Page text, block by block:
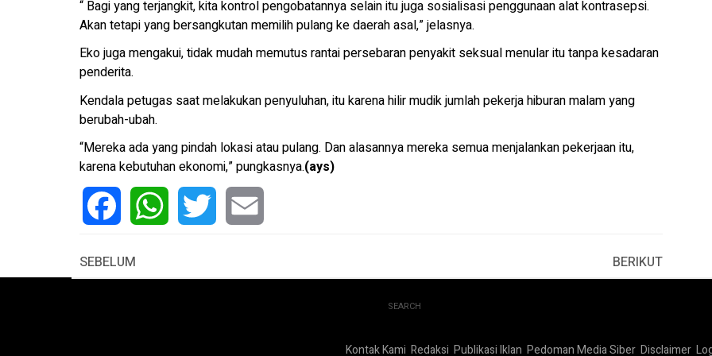
“ Bagi yang terjangkit, kita kontrol pengobatannya selain itu juga sosialisasi penggunaan alat kontrasepsi.
Akan tetapi yang bersangkutan memilih pulang ke daerah asal,” jelasnya.
Eko juga mengakui, tidak mudah memutus rantai persebaran penyakit seksual menular itu tanpa kesadaran
penderita.
Kendala petugas saat melakukan penyuluhan, itu karena hilir mudik jumlah pekerja hiburan malam yang
berubah-ubah.
“Mereka ada yang pindah lokasi atau pulang. Dan alasannya mereka semua menjalankan pekerjaan itu,
karena kebutuhan ekonomi,” pungkasnya.(ays)
SEBELUM
BERIKUT
SEARCH
Kontak Kami Redaksi Publikasi Iklan Pedoman Media Siber Disclaimer